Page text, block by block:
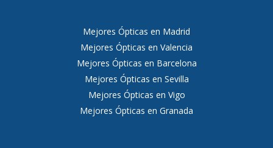
Mejores Ópticas en Madrid
Mejores Ópticas en Valencia
Mejores Ópticas en Barcelona
Mejores Ópticas en Sevilla
Mejores Ópticas en Vigo
Mejores Ópticas en Granada